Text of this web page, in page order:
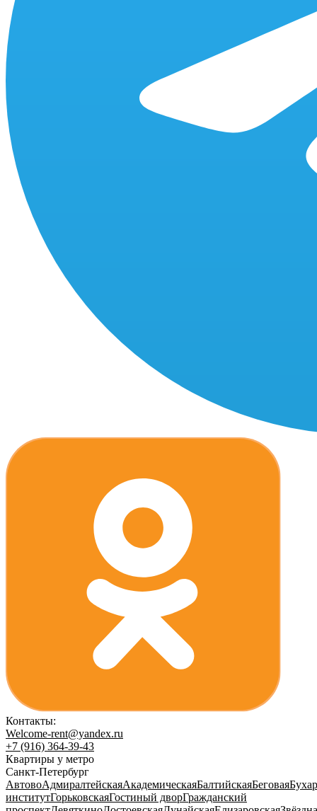
Контакты:
Welcome-rent@yandex.ru
+7 (916) 364-39-43
Квартиры у метро
Санкт-Петербург
АвтовоАдмиралтейскаяАкадемическаяБалтийскаяБеговая
институтГорьковскаяГостиный дворГражданский